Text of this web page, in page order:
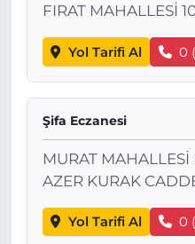
FIRAT MAHALLESİ
Yol Tarifi Al 0
Şifa Eczanesi
MURAT
AZER KURAK
Yol Tarifi Al 0